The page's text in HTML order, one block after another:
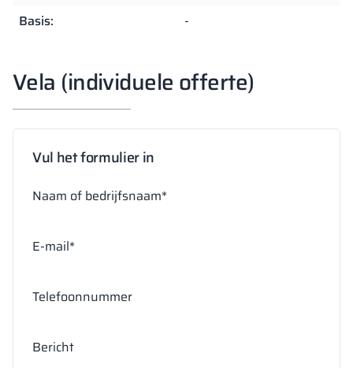
Basis:
-
Vela (individuele offerte)
Vul het formulier in
Naam of bedrijfsnaam*
E-mail*
Telefoonnummer
Bericht